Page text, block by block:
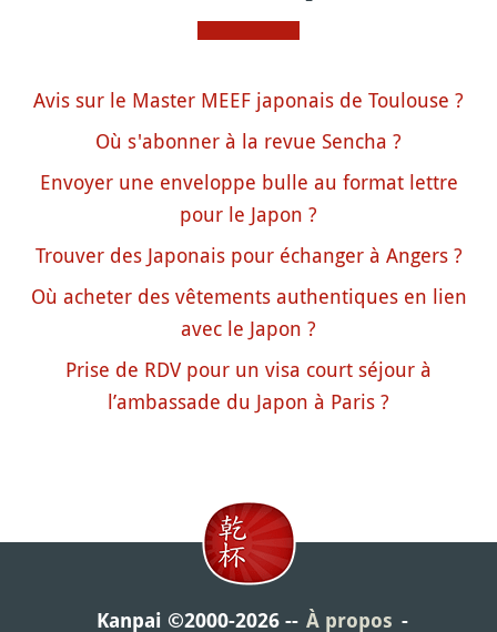
Avis sur le Master MEEF japonais de Toulouse ?
Où s'abonner à la revue Sencha ?
Envoyer une enveloppe bulle au format lettre
pour le Japon ?
Trouver des Japonais pour échanger à Angers ?
Où acheter des vêtements authentiques en lien
avec le Japon ?
Prise de RDV pour un visa court séjour à
l’ambassade du Japon à Paris ?
Kanpai ©2000-2026 À propos